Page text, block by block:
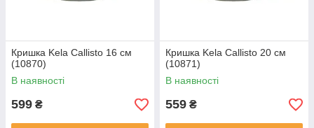
Кришка Kela Callisto 16 см
(10870)
В наявності
599 ₴
Кришка Kela Callisto 20 см
(10871)
В наявності
559 ₴